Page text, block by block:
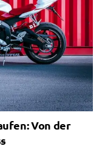
Von der